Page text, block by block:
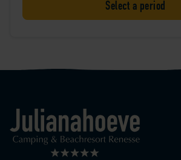
Select a period
Logo Julianahoeve